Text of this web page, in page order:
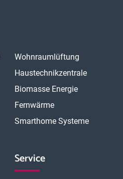
Wohnraumlüftung
Haustechnikzentrale
Biomasse Energie
Fernwärme
Smarthome Systeme
Service